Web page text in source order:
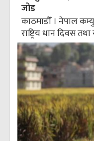
जोड
काठमाडौँ । नेपाल
राष्ट्रिय धान दिवस